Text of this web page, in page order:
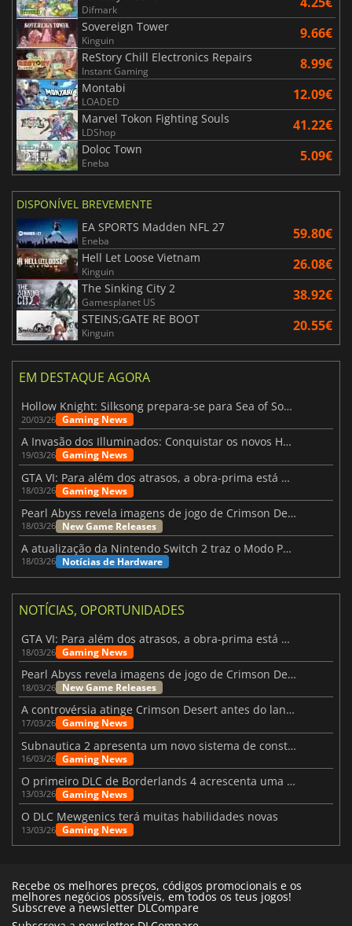
Difmark
Sovereign Tower
Kinguin 9.66€
ReStory Chill Electronics Repairs
Instant Gaming 8.99€
Montabi
LOADED 12.09€
Marvel Tokon Fighting Souls
LDShop 41.22€
Doloc Town
Eneba 5.09€
DISPONÍVEL BREVEMENTE
EA SPORTS Madden NFL 27
Eneba 59.80€
Hell Let Loose Vietnam
Kinguin 26.08€
The Sinking City 2
Gamesplanet US 38.92€
STEINS;GATE RE BOOT
Kinguin 20.55€
EM DESTAQUE AGORA
Hollow Knight: Silksong prepara-se para Sea of Sorrow com um patch
20/03/26 Gaming News
A Invasão dos Illuminados: Conquistar os novos Helldivers 2 Atualização!
19/03/26 Gaming News
GTA VI: Para além dos atrasos, a obra-prima está quase a chegar
18/03/26 Gaming News
Pearl Abyss revela imagens de jogo de Crimson Desert para a PS5
18/03/26 New Game Releases
A atualização da Nintendo Switch 2 traz o Modo Portátil aos jogos mais antigos da Switch
18/03/26 Notícias de Hardware
NOTÍCIAS, OPORTUNIDADES
GTA VI: Para além dos atrasos, a obra-prima está quase a chegar
18/03/26 Gaming News
Pearl Abyss revela imagens de jogo de Crimson Desert para a PS5
18/03/26 New Game Releases
A controvérsia atinge Crimson Desert antes do lançamento
17/03/26 Gaming News
Subnautica 2 apresenta um novo sistema de construção de bases
16/03/26 Gaming News
O primeiro DLC de Borderlands 4 acrescenta uma nova personagem e muito mais
13/03/26 Gaming News
O DLC Mewgenics terá muitas habilidades novas
13/03/26 Gaming News
Recebe os melhores preços, códigos promocionais e os
melhores negócios possíveis, em todos os teus jogos!
Subscreve a newsletter DLCompare